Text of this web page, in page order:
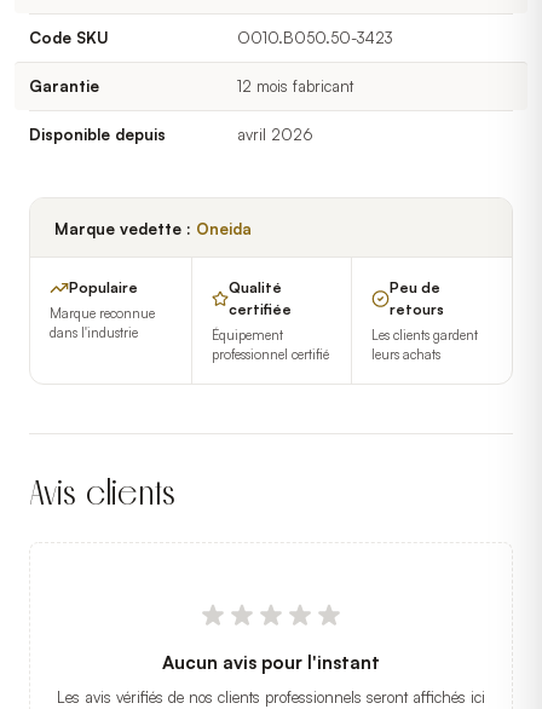
Code SKU O010.B050.50-3423
Garantie 12 mois fabricant
Disponible depuis avril 2026
Marque vedette : Oneida
Populaire
Marque reconnue
dans l'industrie
Qualité
certifiée
Équipement
professionnel certifié
Peu de
retours
Les clients gardent
leurs achats
Avis clients
Aucun avis pour l'instant
Les avis vérifiés de nos clients professionnels seront affichés ici